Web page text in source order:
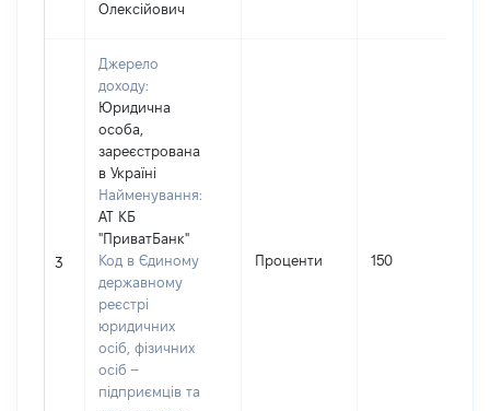
Олексійович
3
Джерело
доходу:
Юридична
особа,
зареєстрована
в Україні
Найменування:
АТ КБ
"ПриватБанк"
Код в Єдиному
державному
реєстрі
юридичних
осіб, фізичних
осіб –
підприємців та
Проценти 150